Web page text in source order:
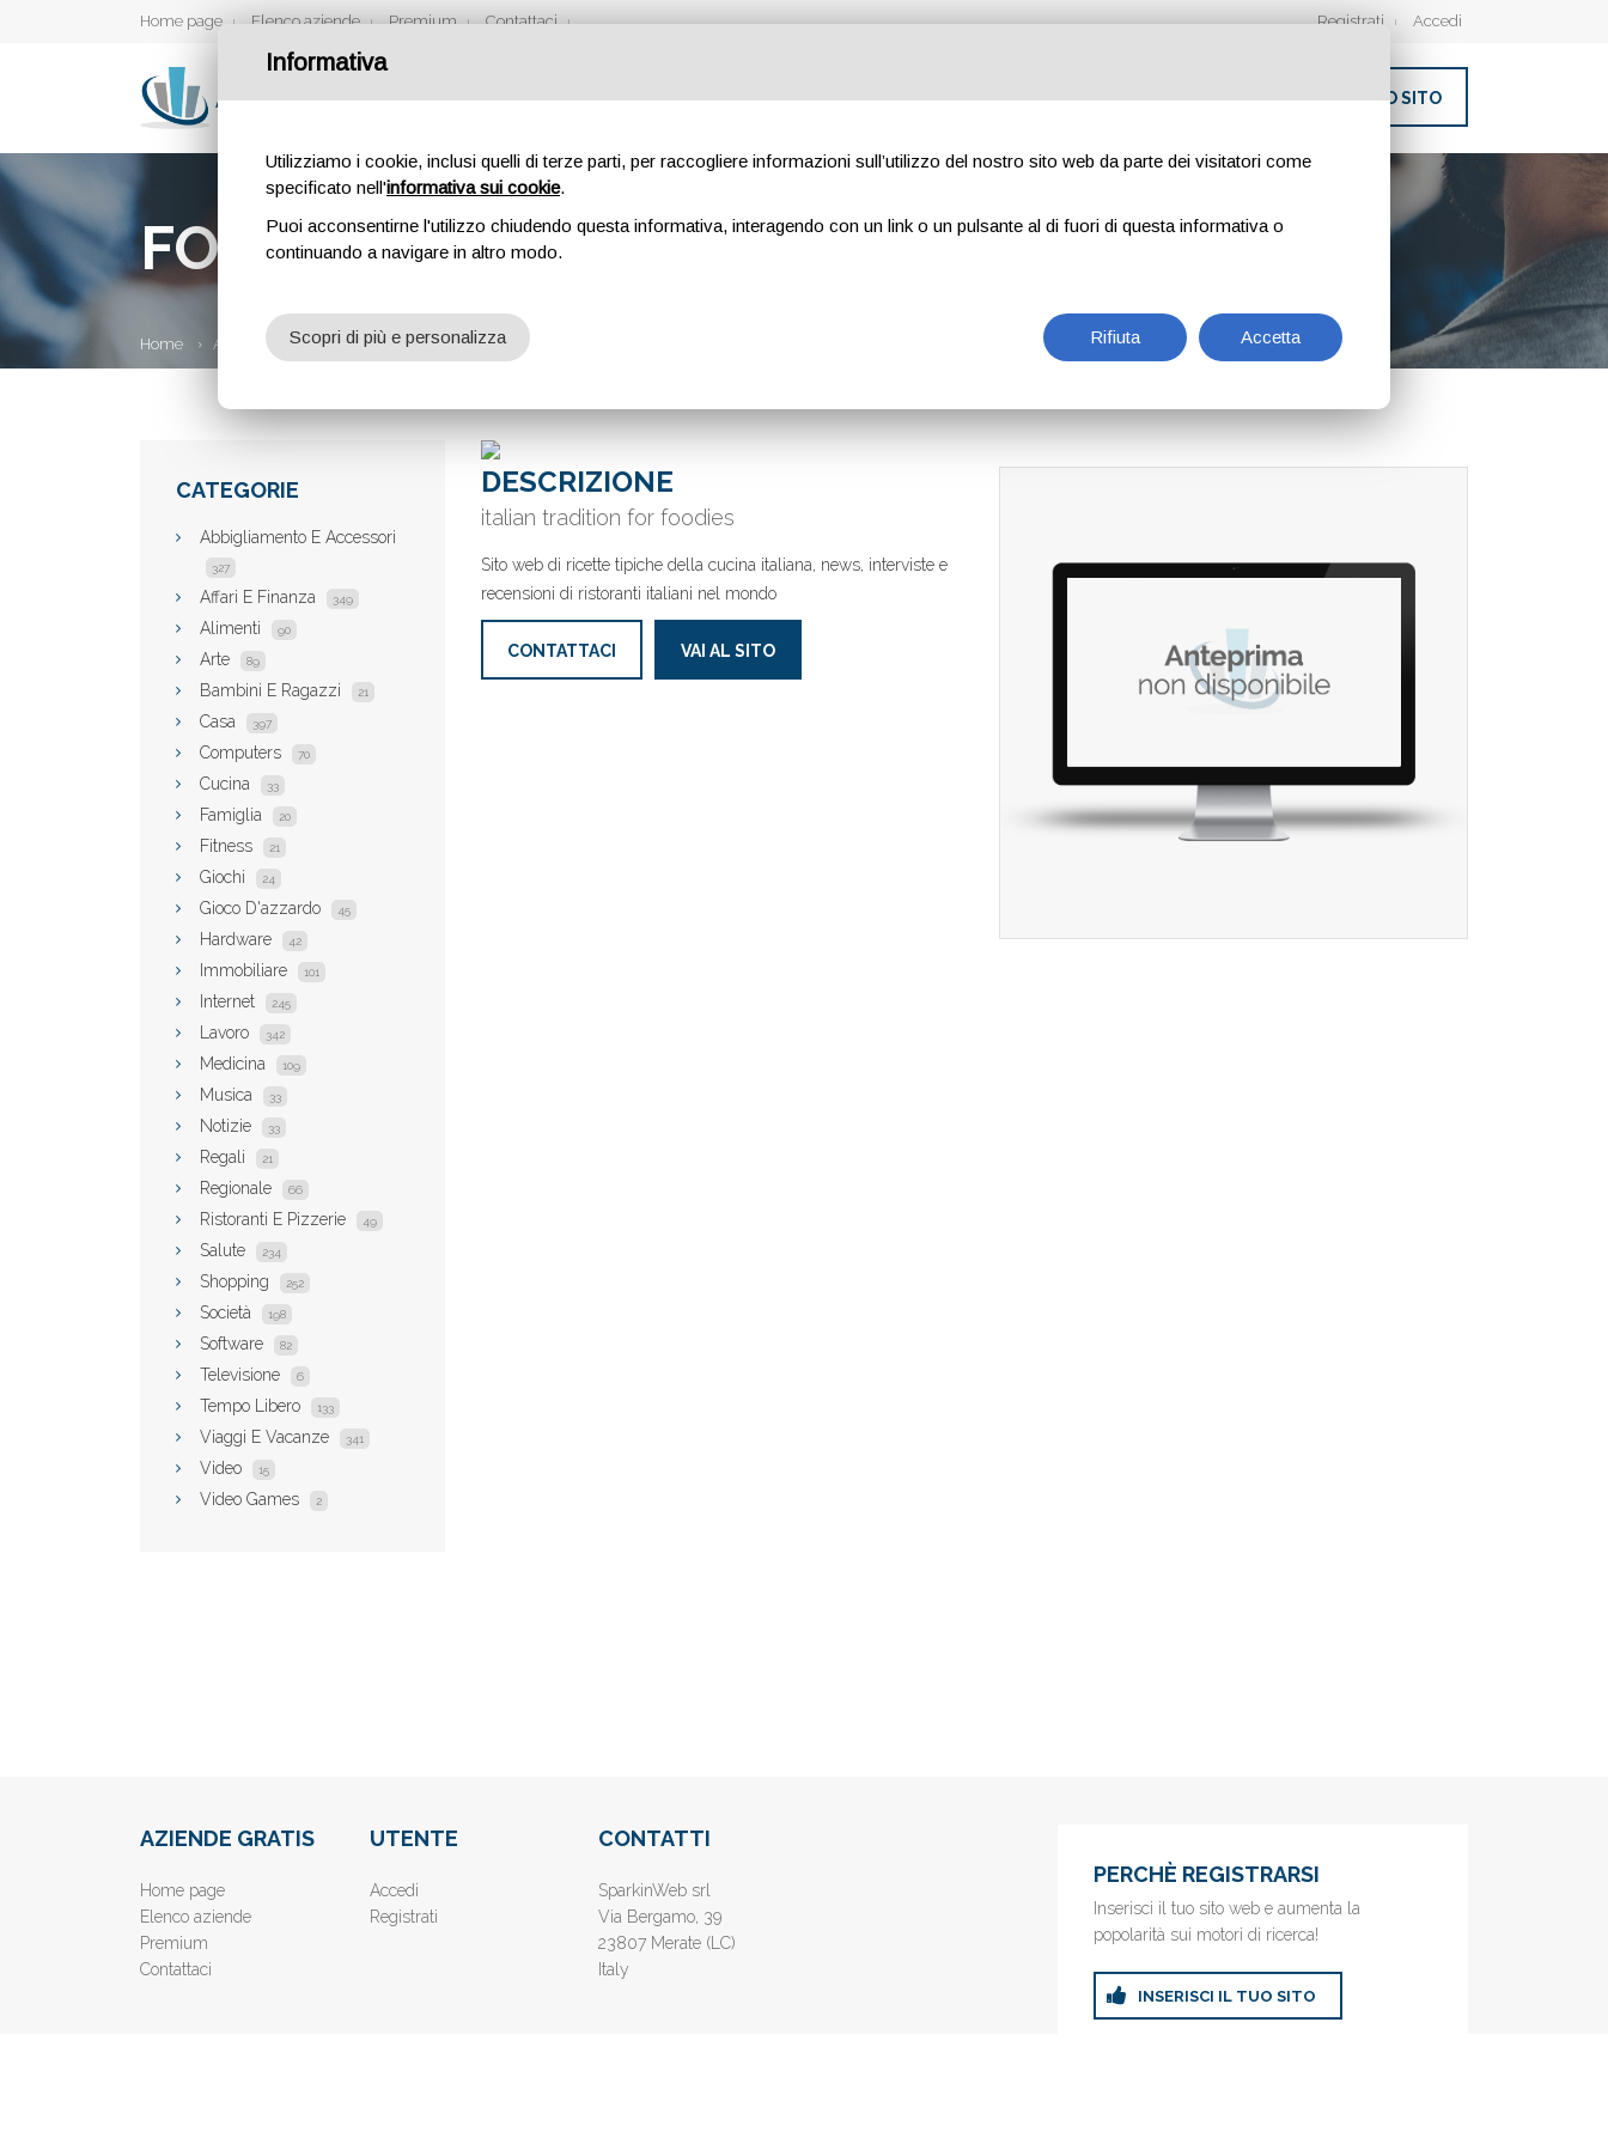
Home page Elenco aziende Premium Contattaci Registrati Accedi
INSERISCI IL TUO SITO
FOODIETALY
Home Aziende Foodietaly
CATEGORIE
Abbigliamento E Accessori
327
Affari E Finanza 349
Alimenti 90
Arte 89
Bambini E Ragazzi 21
Casa 397
Computers 70
Cucina 33
Famiglia 20
Fitness 21
Giochi 24
Gioco D'azzardo 45
Hardware 42
Immobiliare 101
Internet 245
Lavoro 342
Medicina 109
Musica 33
Notizie 33
Regali 21
Regionale 66
Ristoranti E Pizzerie 49
Salute 234
Shopping 252
Società 198
Software 82
Televisione 6
Tempo Libero 133
Viaggi E Vacanze 341
Video 15
Video Games 2
DESCRIZIONE
italian tradition for foodies
Sito web di ricette tipiche della cucina italiana, news, interviste e
recensioni di ristoranti italiani nel mondo
CONTATTACI VAI AL SITO
AZIENDE GRATIS
Home page
Elenco aziende
Premium
Contattaci
UTENTE
Accedi
Registrati
CONTATTI
SparkinWeb srl
Via Bergamo, 39
23807 Merate (LC)
Italy
PERCHÈ REGISTRARSI
Inserisci il tuo sito web e aumenta la
popolarità sui motori di ricerca!
INSERISCI IL TUO SITO
Informativa
Utilizziamo i cookie, inclusi quelli di terze parti, per raccogliere informazioni sull’utilizzo del nostro sito web da parte dei visitatori come
specificato nell'informativa sui cookie.
Puoi acconsentirne l'utilizzo chiudendo questa informativa, interagendo con un link o un pulsante al di fuori di questa informativa o
continuando a navigare in altro modo.
Rifiuta Accetta
Scopri di più e personalizza